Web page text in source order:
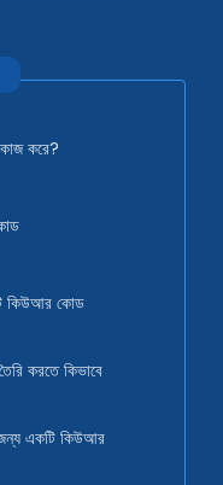
করে?
কিউআর কোড
করতে কিভাবে
একটি কিউআর